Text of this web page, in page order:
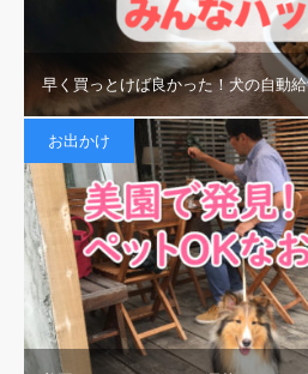
早く買っとけば良かった！犬の自動
お出かけ